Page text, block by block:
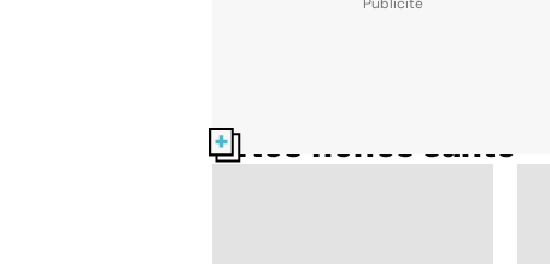
Nos fiches santé